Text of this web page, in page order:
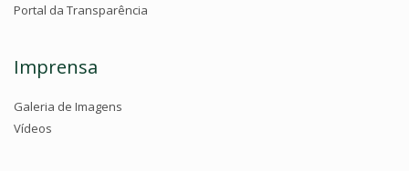
Portal da Transparência
Imprensa
Galeria de Imagens
Vídeos